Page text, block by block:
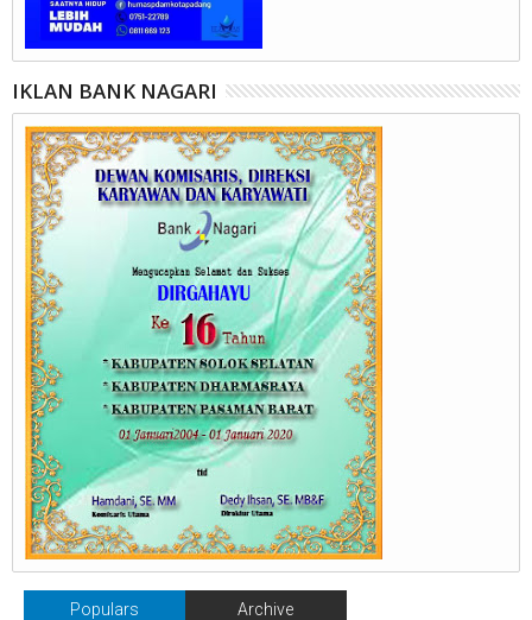
IKLAN BANK NAGARI
Populars Archive